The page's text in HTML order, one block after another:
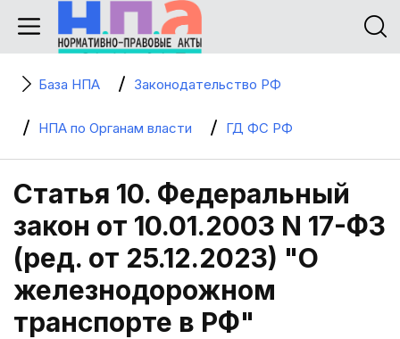
База НПА Законодательство РФ
НПА по Органам власти ГД ФС РФ
Статья 10. Федеральный
закон от 10.01.2003 N 17-ФЗ
(ред. от 25.12.2023) "О
железнодорожном
транспорте в РФ"